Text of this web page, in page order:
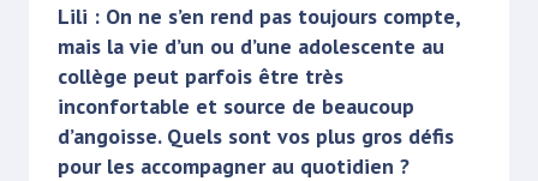
Lili : On ne s’en rend pas toujours compte,
mais la vie d’un ou d’une adolescente au
collège peut parfois être très
inconfortable et source de beaucoup
d’angoisse. Quels sont vos plus gros défis
pour les accompagner au quotidien ?